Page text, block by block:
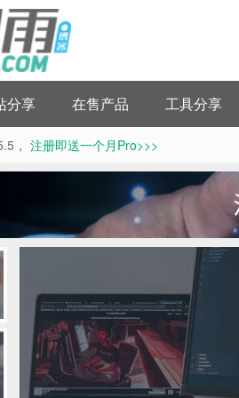
分享 在售产品 工具分享
， 注册即送一个月Pro>>>